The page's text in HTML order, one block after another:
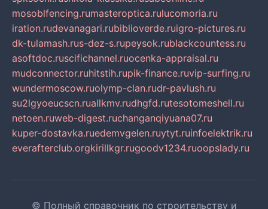
mosoblfencing.rumasteroptica.rulucomoria.ru
iration.rudevanagari.rubiblioverde.ruigro-pictures.ru
dk-tulamash.rus-dez-s.rupeysok.rublackcountess.ru
asoftdoc.ruscifichannel.ruocenka-appraisal.ru
mudconnector.ruhitstih.rupik-finance.ruvip-surfing.ru
wundermoscow.ruolymp-clan.rudr-pavlush.ru
su2lgyoeucscn.ruallkmv.rudhgfd.rutesotomeshell.ru
netoen.ruweb-digest.ruchanganqiyuana07.ru
kuper-dostavka.ruedemvgelen.ruytyt.ruinfoelektrik.ru
everafterclub.orgkirillkgr.rugoodv1234.ruoopslady.ru
© Полный справочник по строительству и